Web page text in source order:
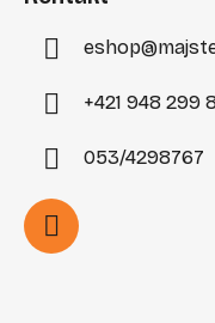
eshop@
+421 948 299
053/4298767